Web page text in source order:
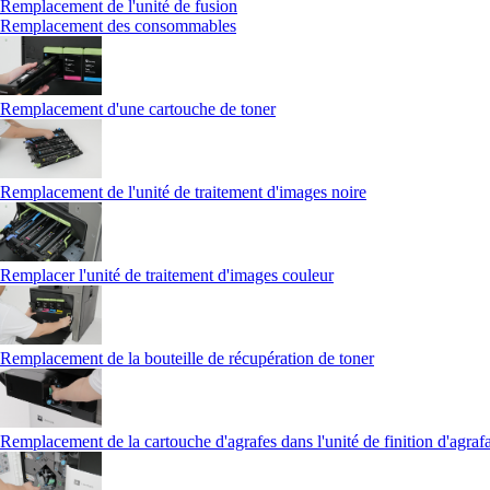
Remplacement de l'unité de fusion
Remplacement des consommables
Remplacement d'une cartouche de toner
Remplacement de l'unité de traitement d'images noire
Remplacer l'unité de traitement d'images couleur
Remplacement de la bouteille de récupération de toner
Remplacement de la cartouche d'agrafes dans l'unité de finition